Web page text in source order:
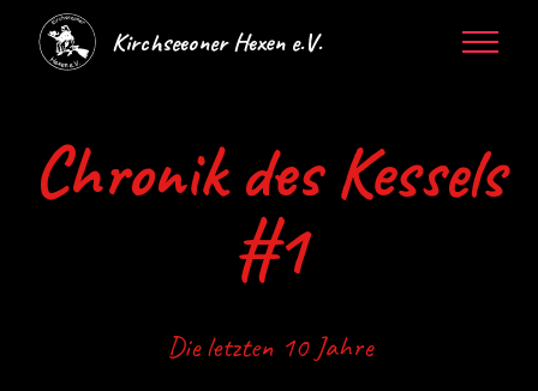
Kirchseeoner Hexen e.V.
Chronik des Kessels
#1
Die letzten 10 Jahre